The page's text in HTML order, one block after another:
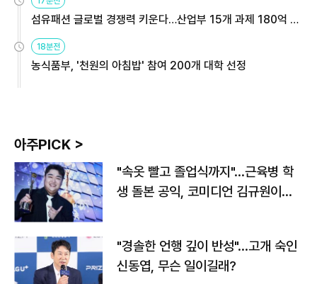
섬유패션 글로벌 경쟁력 키운다…산업부 15개 과제 180억 지
18분전
농식품부, '천원의 아침밥' 참여 200개 대학 선정
아주PICK >
"속옷 빨고 졸업식까지"…근육병 학
생 돌본 공익, 코미디언 김규원이었
"경솔한 언행 깊이 반성"…고개 숙인
신동엽, 무슨 일이길래?